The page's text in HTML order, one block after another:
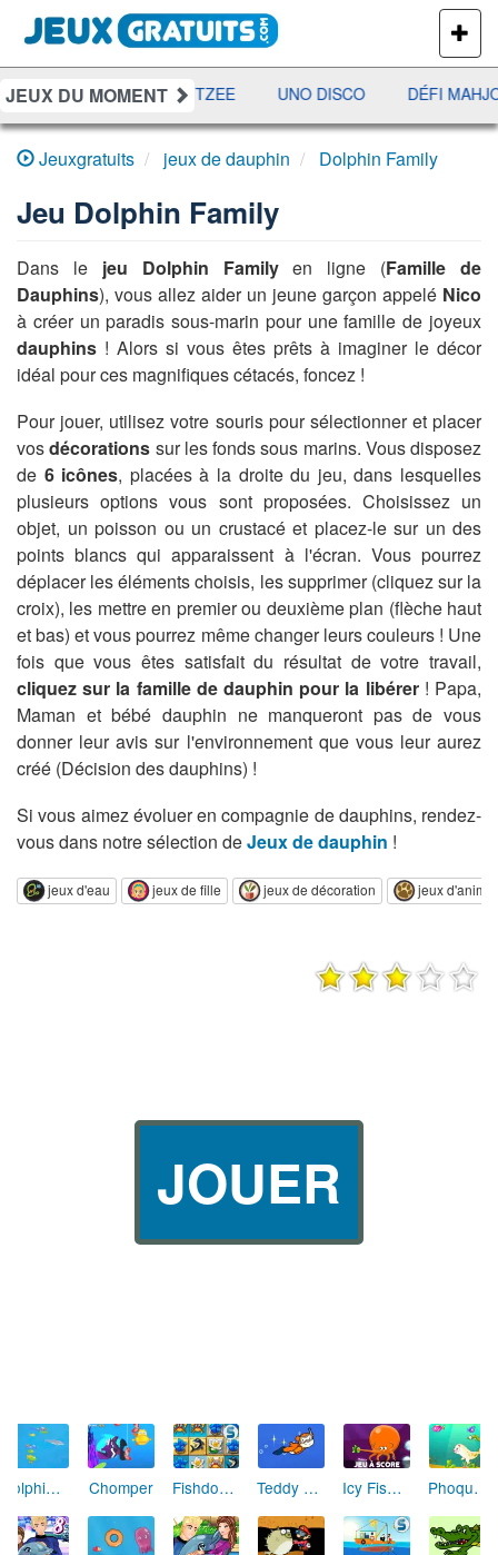
PLUS
DE
JEUX
JEUX DU MOMENT
JETX YAHTZEE UNO DISCO DÉFI
Jeuxgratuits jeux de dauphin Dolphin Family
Jeu Dolphin Family
Dans le jeu Dolphin Familyen ligne (Famille de
Dauphins), vous allez aider un jeune garçon appelé Nico
à créer un paradis sous-marin pour une famille de joyeux
dauphins ! Alors si vous êtes prêts à imaginer le décor
idéal pour ces magnifiques cétacés, foncez !
Pour jouer, utilisez votre souris pour sélectionner et placer
vosdécorations sur les fonds sous marins. Vous disposez
de 6 icônes, placées à la droite du jeu, dans lesquelles
plusieurs options vous sont proposées. Choisissez un
objet, un poisson ou un crustacé et placez-le sur un des
points blancs qui apparaissent à l'écran. Vous pourrez
déplacer les éléments choisis, les supprimer (cliquez sur la
croix), les mettre en premier ou deuxième plan (flèche haut
et bas) et vous pourrez même changer leurs couleurs ! Une
fois que vous êtes satisfait du résultat de votre travail,
cliquez sur la famille de dauphin pour la libérer! Papa,
Maman et bébé dauphin ne manqueront pas de vous
donner leur avis sur l'environnement que vous leur aurez
créé (Décision des dauphins) !
Si vous aimez évoluer en compagnie de dauphins, rendez-
vous dans notre sélection deJeux de dauphin !
jeux d'eau jeux de fille jeux de décoration jeux
JOUER
Dolphin Olympics Chomper Fishdom 3 Teddy Nage Icy Fishes Phoque Mange